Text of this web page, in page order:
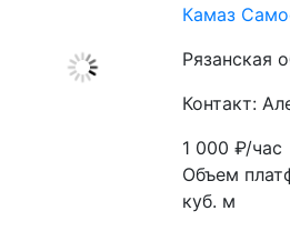
Камаз
Рязанская
Контакт:
1 000₽/час
Объем
куб. м